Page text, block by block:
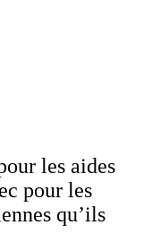
les aides
pour les
qu’ils